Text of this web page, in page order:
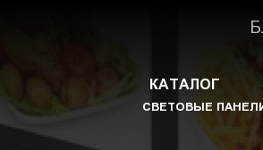
КАТАЛОГ
СВЕТОВЫЕ